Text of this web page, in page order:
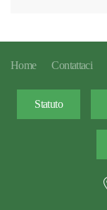
Home Contattaci
Statuto